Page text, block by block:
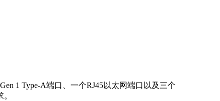
1 Type-A端口、一个RJ45以太网端口以及三个